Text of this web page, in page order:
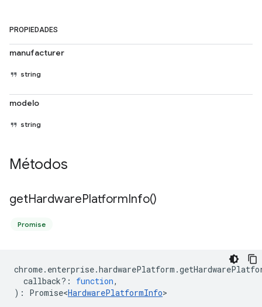
PROPIEDADES
manufacturer
string
modelo
string
Métodos
getHardwarePlatformInfo()
Promise
chrome. enterprise.hardwarePlatform .
callback? : function,
) : Promise<HardwarePlatformInfo>